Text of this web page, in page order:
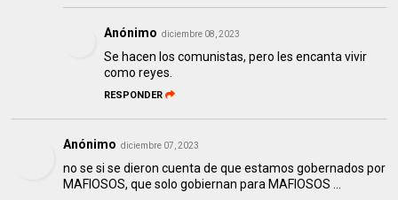
Anónimo diciembre 08, 2023
Se hacen los comunistas, pero les encanta vivir
como reyes.
RESPONDER
Anónimo diciembre 07, 2023
no se si se dieron cuenta de que estamos gobernados por
MAFIOSOS, que solo gobiernan para MAFIOSOS ...